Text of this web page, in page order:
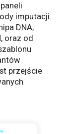
imputacji.
DNA,
oraz od
przejście